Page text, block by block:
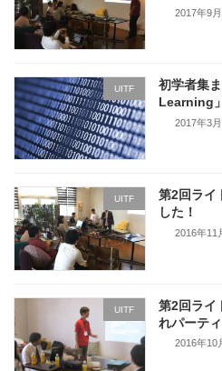
2017年9
UITF
初学者集
Learning
2017年3
UITF
第2回ライ
した！
2016年11
UITF
第2回ライ
れパーテ
2016年10